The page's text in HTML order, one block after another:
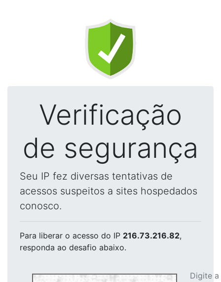
Verificação
de segurança
Seu IP fez diversas tentativas de
acessos suspeitos a sites hospedados
conosco.
Para liberar o acesso do IP 216.73.216.82,
responda ao desafio abaixo.
Digite